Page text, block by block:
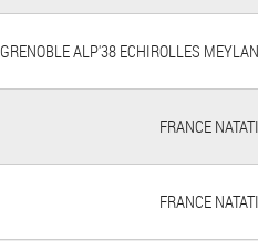
GRENOBLE ALP'38 ECHIROLLES
FRANCE
FRANCE